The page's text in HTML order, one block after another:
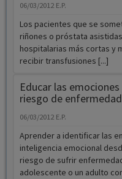
06/03/2012 E.P.
Los pacientes que se
riñones o próstata
hospitalarias más cortas y
recibir transfusiones [...]
Educar las
riesgo de
06/03/2012 E.P.
Aprender a identificar las
inteligencia emocional
riesgo de sufrir
adolescente o un adulto